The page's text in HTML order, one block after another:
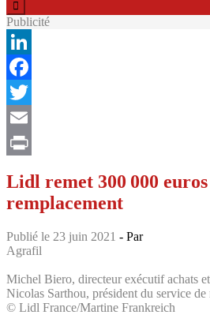
Publicité
LinkedIn
Facebook
Twitter
Email
Lidl remet 300 000
remplacement
Publié le 23 juin 2021 - Par
Agrafil
Michel Biero, directeur exécutif achats
Nicolas Sarthou, président du service de
© Lidl France/Martine Frankreich